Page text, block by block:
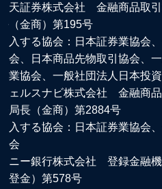
天証券株式会社 金融商品取
（金商）第195号
入する協会：日本証券業協会
会、日本商品先物取引協会、
業協会、一般社団法人日本投
ェルスナビ株式会社 金融商
局長（金商）第2884号
入する協会：日本証券業協会
会
ニー銀行株式会社 登録金融
登金）第578号